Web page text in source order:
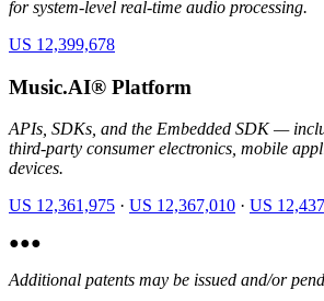
for system-level real-time audio processing.
US 12,399,678
Music.AI® Platform
APIs, SDKs, and the Embedded SDK —
third-party consumer electronics, mobile
devices.
US 12,361,975 · US 12,367,010 · US
●●●
Additional patents may be issued and/or